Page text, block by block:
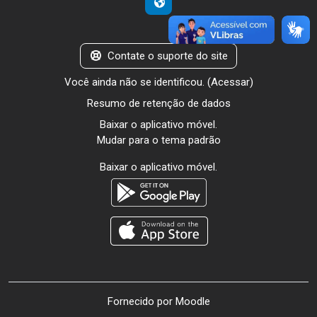
Contate o suporte do site
Você ainda não se identificou. (Acessar)
Resumo de retenção de dados
Baixar o aplicativo móvel.
Mudar para o tema padrão
Baixar o aplicativo móvel.
Fornecido por Moodle